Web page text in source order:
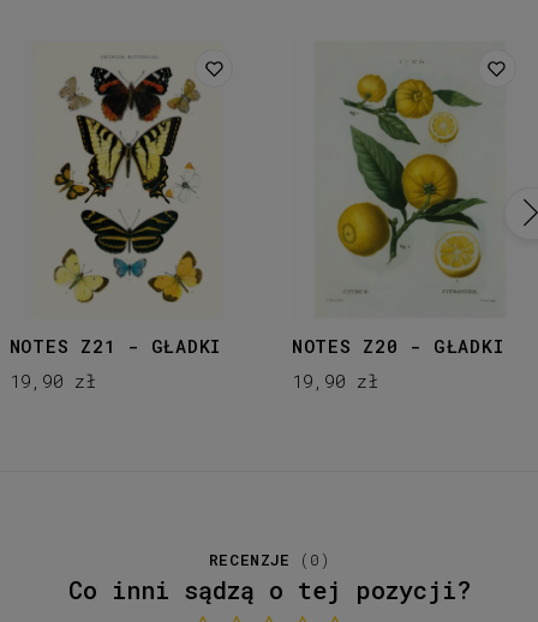
NOTES Z21 - GŁADKI
19,90 zł
NOTES Z20 - GŁADKI
19,90 zł
RECENZJE ( 0 )
Co inni sądzą o tej pozycji?